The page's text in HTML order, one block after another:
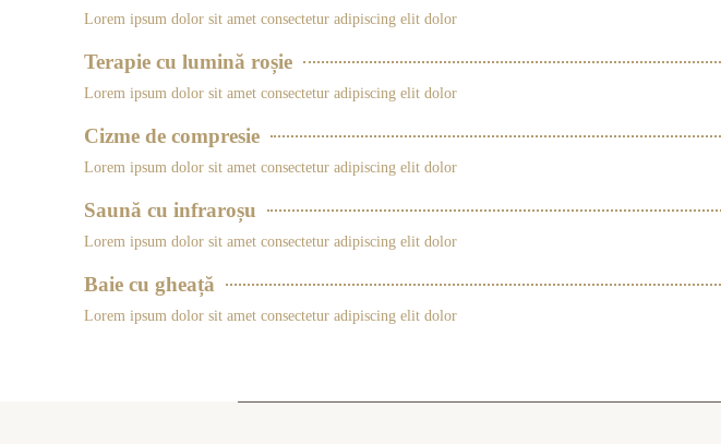
Lorem ipsum dolor sit amet consectetur adipiscing elit dolor
Terapie cu lumină roșie
Lorem ipsum dolor sit amet consectetur adipiscing elit dolor
Cizme de compresie
Lorem ipsum dolor sit amet consectetur adipiscing elit dolor
Saună cu infraroșu
Lorem ipsum dolor sit amet consectetur adipiscing elit dolor
Baie cu gheață
Lorem ipsum dolor sit amet consectetur adipiscing elit dolor